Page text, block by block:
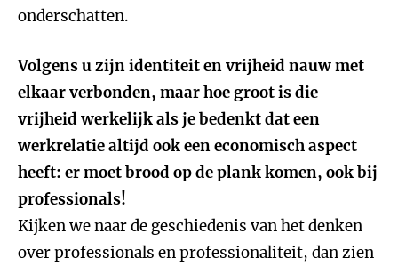
onderschatten.
Volgens u zijn identiteit en vrijheid nauw met
elkaar verbonden, maar hoe groot is die
vrijheid werkelijk als je bedenkt dat een
werkrelatie altijd ook een economisch aspect
heeft: er moet brood op de plank komen, ook bij
professionals!
Kijken we naar de geschiedenis van het denken
over professionals en professionaliteit, dan zien